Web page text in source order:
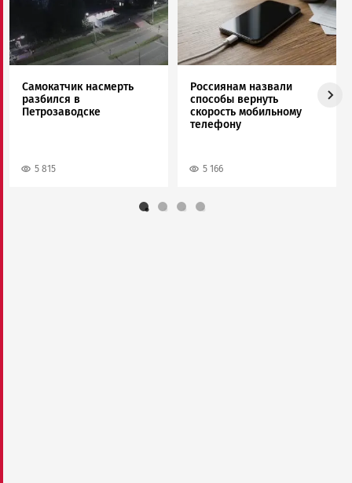
Самокатчик насмерть
разбился в
Петрозаводске
5 815
Россиянам назвали
способы вернуть
скорость мобильному
телефону
5 166